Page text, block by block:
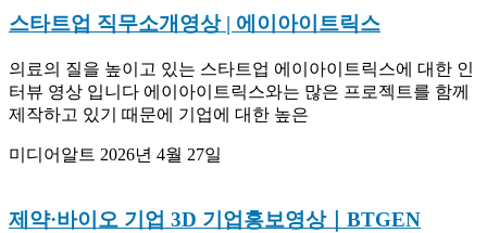
스타트업 직무소개영상 | 에이아이트릭스
의료의 질을 높이고 있는 스타트업 에이아이트릭스에 대한 인
터뷰 영상 입니다 에이아이트릭스와는 많은 프로젝트를 함께
제작하고 있기 때문에 기업에 대한 높은
미디어알트 2026년 4월 27일
제약·바이오 기업 3D 기업홍보영상｜BTGEN